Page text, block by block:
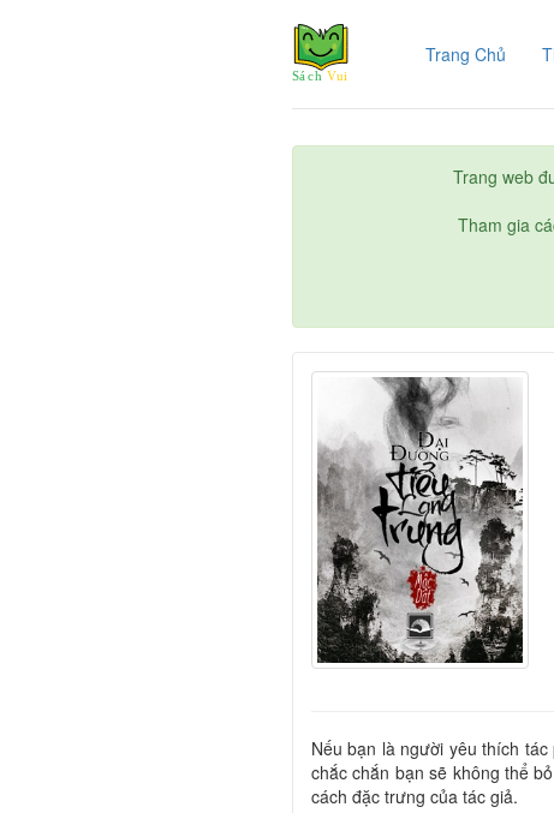
Trang Chủ
Trang web
Tham gia
Nếu bạn là người yêu thích
chắc chắn bạn sẽ không thể
cách đặc trưng của tác giả.